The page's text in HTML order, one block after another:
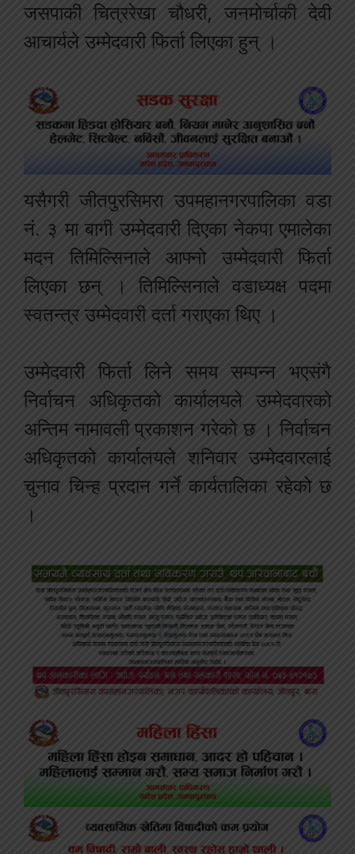
जसपाकी चित्ररेखा चौधरी, जनमोर्चाकी देवी
आचार्यले उम्मेदवारी फिर्ता लिएका हुन् ।
यसैगरी जीतपुरसिमरा उपमहानगरपालिका वडा
नं. ३ मा बागी उम्मेदवारी दिएका नेकपा एमालेका
मदन तिमिल्सिनाले आफ्नो उम्मेदवारी फिर्ता
लिएका छन् । तिमिल्सिनाले वडाध्यक्ष पदमा
स्वतन्त्र उम्मेदवारी दर्ता गराएका थिए ।
उम्मेदवारी फिर्ता लिने समय सम्पन्न भएसंगै
निर्वाचन अधिकृतको कार्यालयले उम्मेदवारको
अन्तिम नामावली प्रकाशन गरेको छ । निर्वाचन
अधिकृतको कार्यालयले शनिवार उम्मेदवारलाई
चुनाव चिन्ह प्रदान गर्ने कार्यतालिका रहेको छ
।